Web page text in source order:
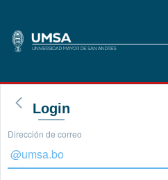
Login
Dirección de correo